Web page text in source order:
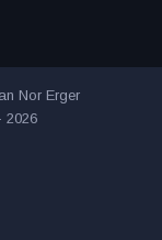
Nor Erger
2026